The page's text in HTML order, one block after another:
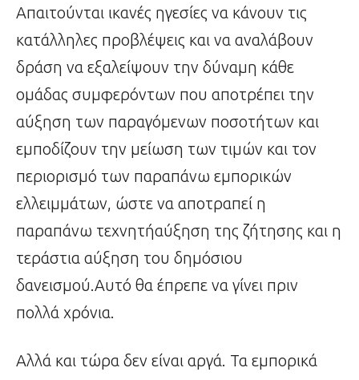
Απαιτούνται ικανές ηγεσίες να κάνουν τις
κατάλληλες προβλέψεις και να αναλάβουν
δράση να εξαλείψουν την δύναμη κάθε
ομάδας συμφερόντων που αποτρέπει την
αύξηση των παραγόμενων ποσοτήτων και
εμποδίζουν την μείωση των τιμών και τον
περιορισμό των παραπάνω εμπορικών
ελλειμμάτων, ώστε να αποτραπεί η
παραπάνω τεχνητήαύξηση της ζήτησης και η
τεράστια αύξηση του δημόσιου
δανεισμού.Αυτό θα έπρεπε να γίνει πριν
πολλά χρόνια.
Αλλά και τώρα δεν είναι αργά. Τα εμπορικά